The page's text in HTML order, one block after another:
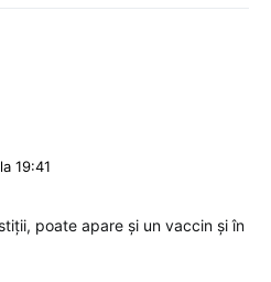
19:41
poate apare și un vaccin și în